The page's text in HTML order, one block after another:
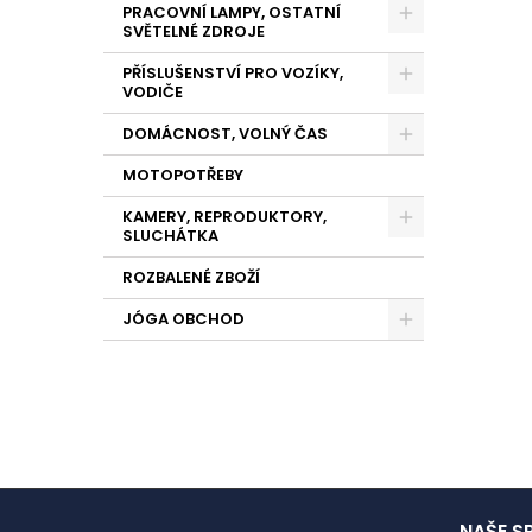
PRACOVNÍ LAMPY, OSTATNÍ
SVĚTELNÉ ZDROJE
PŘÍSLUŠENSTVÍ PRO VOZÍKY,
VODIČE
DOMÁCNOST, VOLNÝ ČAS
MOTOPOTŘEBY
KAMERY, REPRODUKTORY,
SLUCHÁTKA
ROZBALENÉ ZBOŽÍ
JÓGA OBCHOD